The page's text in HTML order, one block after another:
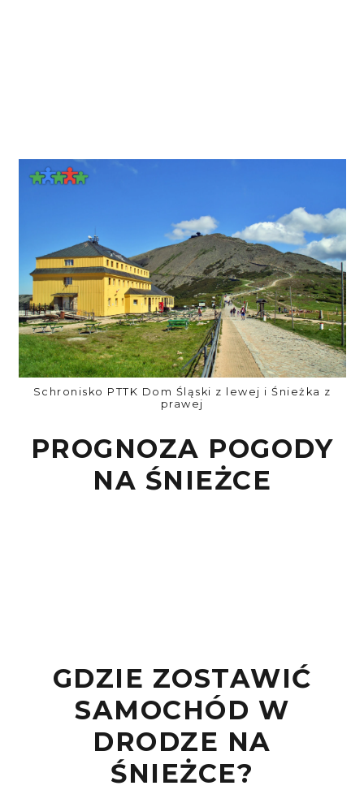
Schronisko PTTK Dom Śląski z lewej i Śnieżka z
prawej
PROGNOZA POGODY
NA ŚNIEŻCE
GDZIE ZOSTAWIĆ
SAMOCHÓD W
DRODZE NA
ŚNIEŻCE?